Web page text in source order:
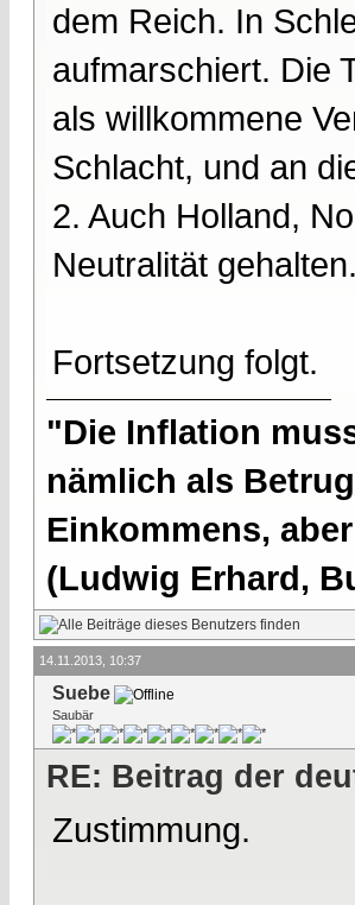
dem Reich. In
aufmarschiert. Die
als willkommene
Schlacht, und an
2. Auch Holland,
Neutralität gehalten.
Fortsetzung folgt.
"Die Inflation
nämlich als
Einkommens,
(Ludwig Erhard,
14.11.2013, 10:37
Suebe
Saubär
RE: Beitrag der
Zustimmung.